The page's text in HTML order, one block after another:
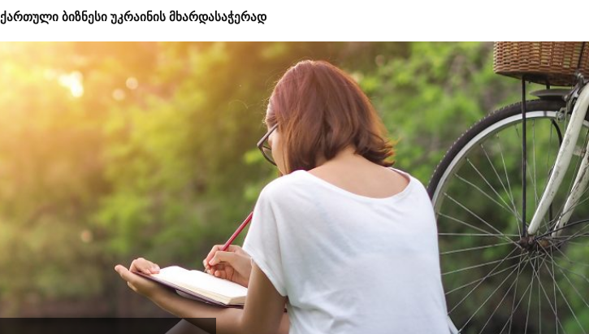
ქართული ბიზნესი უკრაინის მხარდასაჭერად